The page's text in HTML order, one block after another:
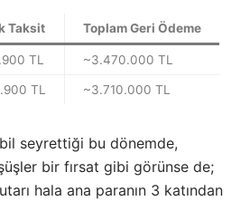
Taksit Toplam Geri Ödeme
TL ~3.470.000 TL
TL ~3.710.000 TL
seyrettiği bu dönemde,
bir fırsat gibi görünse de;
hala ana paranın 3 katından